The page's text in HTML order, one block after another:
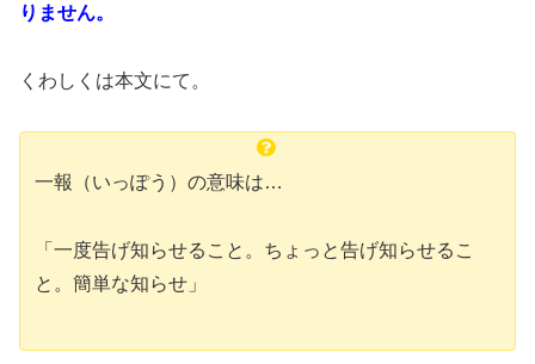
りません。
くわしくは本文にて。
一報（いっぽう）の意味は…
「一度告げ知らせること。ちょっと告げ知らせるこ
と。簡単な知らせ」